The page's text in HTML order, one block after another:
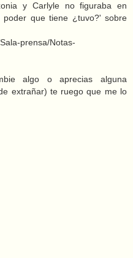
y Carlyle no figuraba en
que tiene ¿tuvo?' sobre
prensa/Notas-
algo o aprecias alguna
extrañar) te ruego que me lo